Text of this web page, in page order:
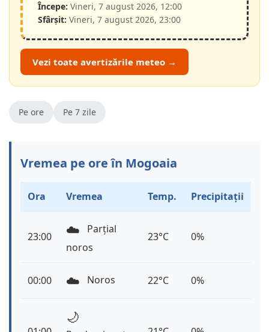
Începe: Vineri, 7 august 2026, 12:00
Sfârșit: Vineri, 7 august 2026, 23:00
Vezi toate avertizările meteo →
Pe ore Pe 7 zile
Vremea pe ore în Mogoaia
Ora Vremea Temp. Precipitații
23:00 ☁️
Parțial
noros
23°C 0%
00:00 ☁️ Noros 22°C 0%
🌙